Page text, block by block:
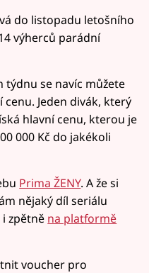
do listopadu letošního
výherců parádní
týdnu se navíc můžete
Jeden divák, který
hlavní cenu, kterou je
000 Kč do jakékoli
Prima ŽENY. A že si
nějaký díl seriálu
zpětně na platformě
voucher pro